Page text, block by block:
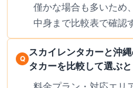
僅かな場合も多いため
中身まで比較表で確認
スカイレンタカーと沖
タカーを比較して選ぶ